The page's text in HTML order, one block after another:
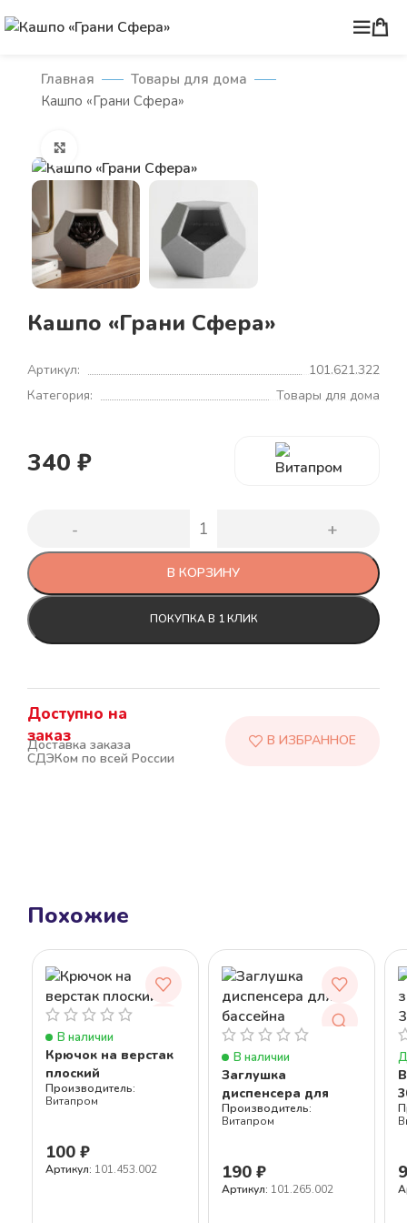
Главная
Товары для дома
Кашпо «Грани Сфера»
Кашпо «Грани Сфера»
340 ₽
Доступно на
заказ
В КОРЗИНУ
ПОКУПКА В 1 КЛИК
Доставка заказа
СДЭКом по всей России
Артикул:
101.621.322
Категория:
Товары для дома
Похожие
Крючок на верстак
плоский
Витапром
В наличии
100 ₽
Артикул: 101.453.002
Заглушка
диспенсера для
бассейна
Витапром
В наличии
190 ₽
Артикул: 101.265.002